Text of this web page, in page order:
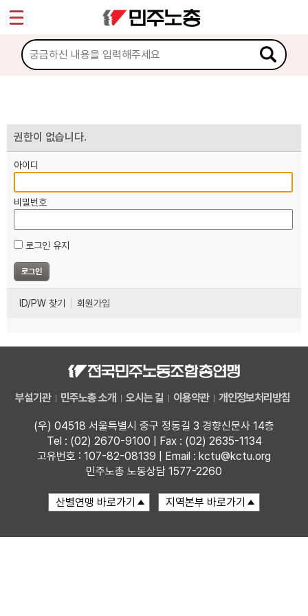
권한이 없습니다.
아이디
비밀번호
로그인 유지
ID/PW 찾기 회원가입
부설기관 민주노총 소개 오시는 길 이용약관 개인정보처리방침
(우) 04518 서울특별시 중구 정동길 3 경향신문사 14층
Tel : (02) 2670-9100 | Fax : (02) 2635-1134
고유번호 : 107-82-08139 | Email : kctu@kctu.org
민주노총 노동상담 1577-2260
마이페이지
소개
노동상담
자료
부설기관
업무